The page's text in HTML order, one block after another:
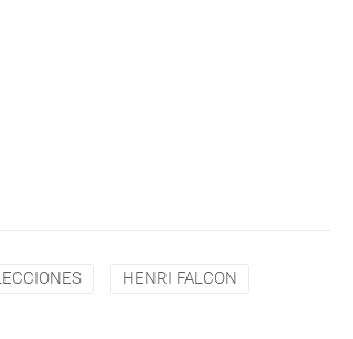
HENRI FALCON